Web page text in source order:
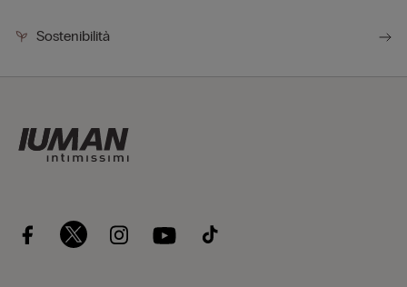
Sostenibilità